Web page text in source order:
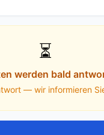
⏳
werden bald
— wir informieren